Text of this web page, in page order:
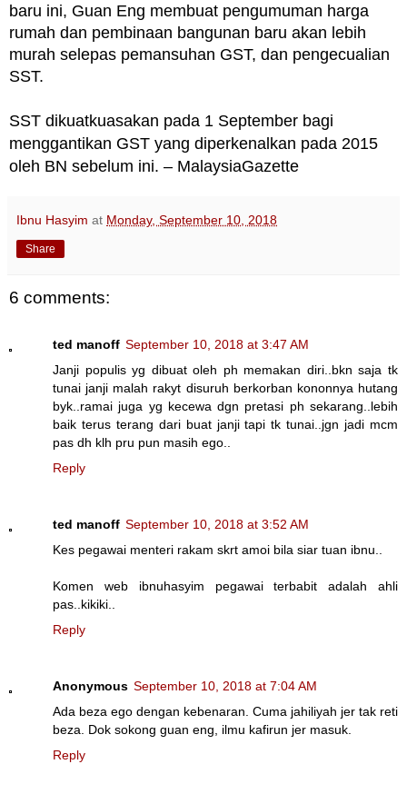
baru ini, Guan Eng membuat pengumuman harga
rumah dan pembinaan bangunan baru akan lebih
murah selepas pemansuhan GST, dan pengecualian
SST.
SST dikuatkuasakan pada 1 September bagi
menggantikan GST yang diperkenalkan pada 2015
oleh BN sebelum ini. – MalaysiaGazette
Ibnu Hasyim at Monday, September 10, 2018
Share
6 comments:
ted manoff September 10, 2018 at 3:47 AM
Janji populis yg dibuat oleh ph memakan diri..bkn saja tk
tunai janji malah rakyt disuruh berkorban kononnya hutang
byk..ramai juga yg kecewa dgn pretasi ph sekarang..lebih
baik terus terang dari buat janji tapi tk tunai..jgn jadi mcm
pas dh klh pru pun masih ego..
Reply
ted manoff September 10, 2018 at 3:52 AM
Kes pegawai menteri rakam skrt amoi bila siar tuan ibnu..
Komen web ibnuhasyim pegawai terbabit adalah ahli
pas..kikiki..
Reply
Anonymous September 10, 2018 at 7:04 AM
Ada beza ego dengan kebenaran. Cuma jahiliyah jer tak reti
beza. Dok sokong guan eng, ilmu kafirun jer masuk.
Reply